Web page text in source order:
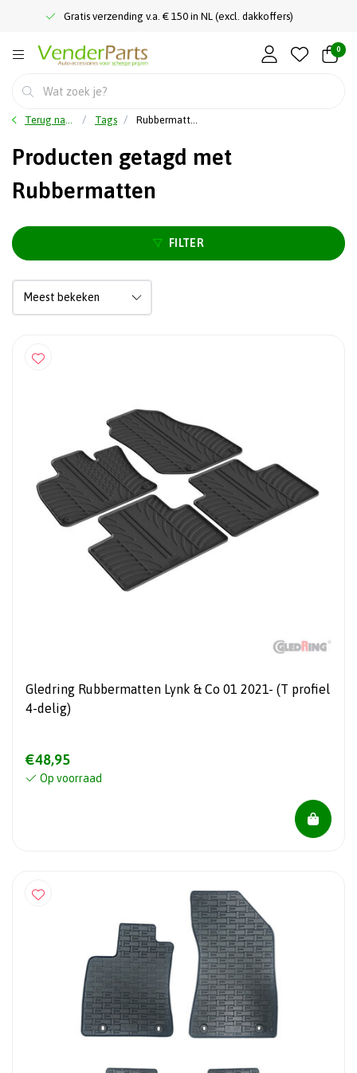
Gratis verzending v.a. € 150 in NL (excl. dakkoffers)
0
Terug naar home Tags Rubbermatten
Producten getagd met
Rubbermatten
FILTER
Gledring Rubbermatten Lynk & Co 01 2021- (T profiel
4-delig)
€48,95
Op voorraad